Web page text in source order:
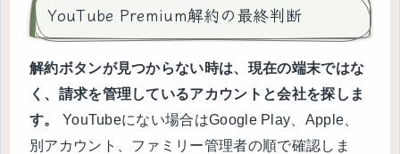
YouTube Premium解約の最終判断
解約ボタンが見つからない時は、現在の端末ではな
く、請求を管理しているアカウントと会社を探しま
す。
YouTubeにない場合はGoogle Play、Apple、
別アカウント、ファミリー管理者の順で確認しま